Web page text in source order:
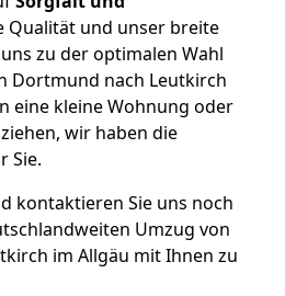
Qualität und unser breite
zu der optimalen Wahl
Dortmund nach Leutkirch
eine kleine Wohnung oder
wir haben die
Sie.
kontaktieren Sie uns noch
Umzug von
im Allgäu mit Ihnen zu